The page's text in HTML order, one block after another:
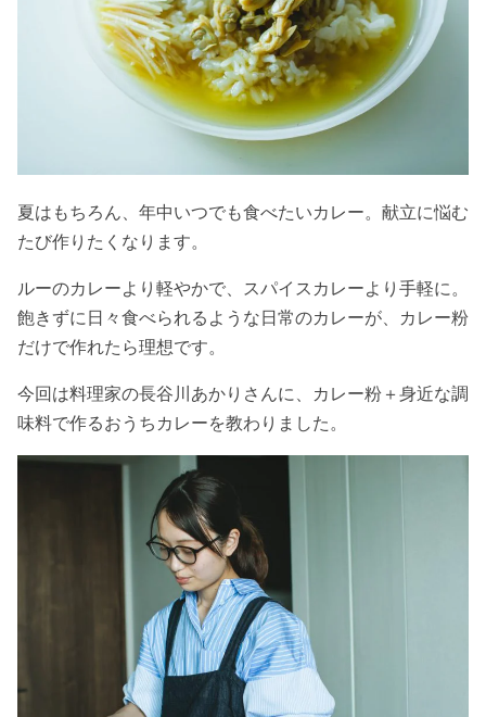
夏はもちろん、年中いつでも食べたいカレー。献立に悩む
たび作りたくなります。
ルーのカレーより軽やかで、スパイスカレーより手軽に。
飽きずに日々食べられるような日常のカレーが、カレー粉
だけで作れたら理想です。
今回は料理家の長谷川あかりさんに、カレー粉＋身近な調
味料で作るおうちカレーを教わりました。